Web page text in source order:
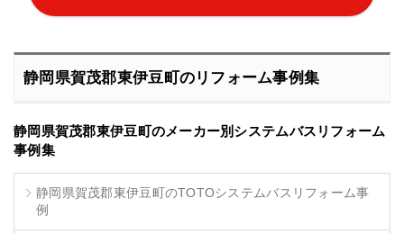
静岡県賀茂郡東伊豆町のリフォーム事例集
静岡県賀茂郡東伊豆町のメーカー別システムバスリフォーム
事例集
静岡県賀茂郡東伊豆町のTOTOシステムバスリフォーム事
例